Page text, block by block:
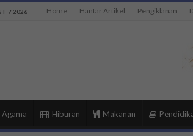
7 2026 Home Hantar Artikel Pengiklanan
Agama Hiburan Makanan